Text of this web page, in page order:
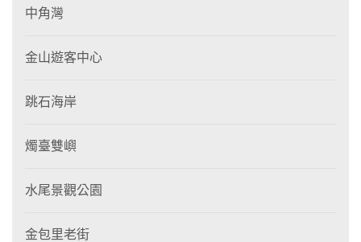
中角灣
金山遊客中心
跳石海岸
燭臺雙嶼
水尾景觀公園
金包里老街